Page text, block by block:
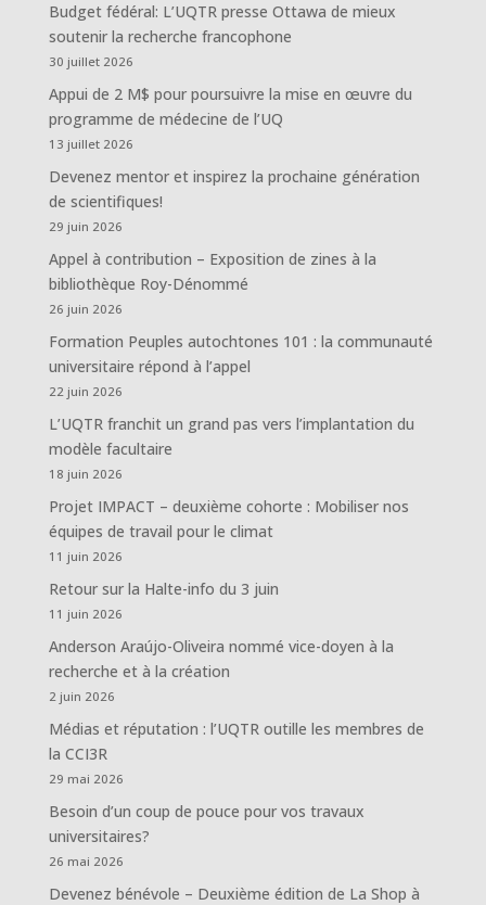
Budget fédéral: L’UQTR presse Ottawa de mieux
soutenir la recherche francophone
30 juillet 2026
Appui de 2 M$ pour poursuivre la mise en œuvre du
programme de médecine de l’UQ
13 juillet 2026
Devenez mentor et inspirez la prochaine génération
de scientifiques!
29 juin 2026
Appel à contribution – Exposition de zines à la
bibliothèque Roy-Dénommé
26 juin 2026
Formation Peuples autochtones 101 : la communauté
universitaire répond à l’appel
22 juin 2026
L’UQTR franchit un grand pas vers l’implantation du
modèle facultaire
18 juin 2026
Projet IMPACT – deuxième cohorte : Mobiliser nos
équipes de travail pour le climat
11 juin 2026
Retour sur la Halte-info du 3 juin
11 juin 2026
Anderson Araújo-Oliveira nommé vice-doyen à la
recherche et à la création
2 juin 2026
Médias et réputation : l’UQTR outille les membres de
la CCI3R
29 mai 2026
Besoin d’un coup de pouce pour vos travaux
universitaires?
26 mai 2026
Devenez bénévole – Deuxième édition de La Shop à